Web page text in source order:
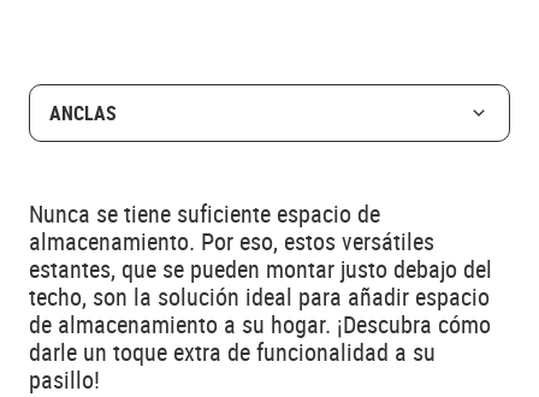
ANCLAS
Nunca se tiene suficiente espacio de
almacenamiento. Por eso, estos versátiles
estantes, que se pueden montar justo debajo del
techo, son la solución ideal para añadir espacio
de almacenamiento a su hogar. ¡Descubra cómo
darle un toque extra de funcionalidad a su
pasillo!